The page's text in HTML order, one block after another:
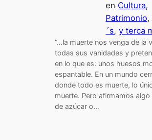
en Cultura
Patrimonio,
´s, y terca
“…la muerte nos venga de la
todas sus vanidades y
en lo que es: unos huesos
espantable. En un mundo
donde todo es muerte, lo
muerte. Pero afirmamos
de azúcar o…